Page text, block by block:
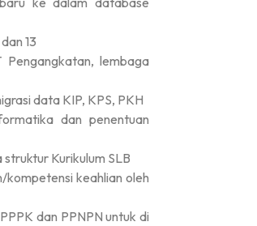
13
Pengangkatan, lembaga
data KIP, KPS, PKH
dan penentuan
Kurikulum SLB
kompetensi keahlian oleh
dan PPNPN untuk di